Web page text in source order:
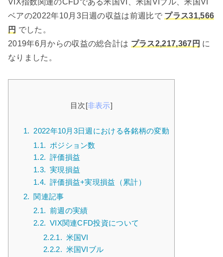
VIX指数関連のCFDである米国VI、米国VIブル、米国VI
ベアの2022年10月3日週の収益は前週比でプラス31,566
円 でした。
2019年6月からの収益の総合計は プラス2,217,367円に
なりました。
目次[非表示]
1. 2022年10月3日週における各銘柄の変動
1.1. ポジション数
1.2. 評価損益
1.3. 実現損益
1.4. 評価損益+実現損益（累計）
2. 関連記事
2.1. 前週の実績
2.2. VIX関連CFD投資について
2.2.1. 米国VI
2.2.2. 米国VIブル